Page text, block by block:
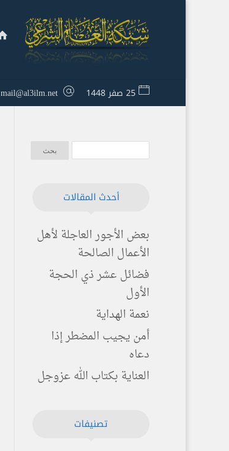
25 صفر 1448 mail@al3ilm.net
أحدث المقالات
بعض الأجور العاجلة لأهل
الأعمال الصالحة
فضائل عشر ذي الحجة
الأول
نعمة الهداية
أمن يجيب المضطر إذا
دعاه
العناية بكتاب الله عزوجل
تصنيفات